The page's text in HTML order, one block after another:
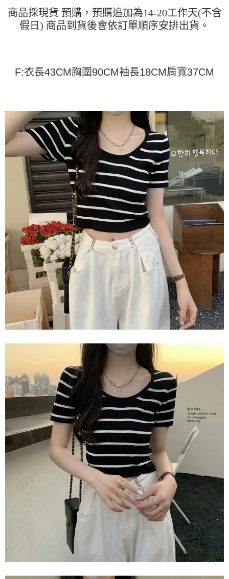
成交易。
3.實際核准額度、可分期數及費用金額請依後續交易確認頁面所載為準。
4.訂單成立30分鐘內，如未前往確認交易或遇審核未通過，訂單將自動取
1.分期款項不併入電信帳單，「大哥付你分期」於每月結算日後寄送繳費提
醒簡訊。
【注意事項】
1.本服務係由「台灣大哥大股份有限公司」（以下簡稱本公司）所提供，讓
用戶於交易時，得透過本服務購買商品或服務，並由商店將買賣／分期付款
買賣價金債權讓與本公司後，依約使用本公司帳單繳交帳款。
2.基於同意付款使用「大哥付你分期」之契約關係目的，商店將以您的個人
資料（包含姓名、電話或地址）提供予台灣大哥大進項蒐集、處理及利用，
由本公司與您本人進行分期帳單所需資料之確認、核對及更正。
3.完整用戶服務條款，請詳閱以下連結：https://oppay.tw/userRule
AFTEE先享後付是「在收到商品之後才付款」的支付方式。 讓您購物簡單
便利好安心！
１．簡單：不需註冊會員、不需綁卡、不需儲值。
【「AFTEE先享後付」結帳流程】
１．於結帳方式選擇「AFTEE先享後付」後，將跳轉至「AFTEE先享後付」
ATM／網路銀行／等多元方式進行付款，方視為交易完成。
※ 請注意：結帳手續完成當下不需立刻繳費，但若您需要取消訂單，請聯絡
購買商品的店家。未經商家同意取消之訂單仍視為有效，需透過AFTEE先享
後付繳納相關費用。
※ 交易是否成功請以「AFTEE先享後付 」之結帳頁面顯示為準，若有關於
是否繳費成功／繳費後需取消欲退款等相關疑問，請聯繫「AFTEE先享後付
客戶支援中心」https://netprotections.freshdesk.com/support/home
【注意事項】
１．透過由恩沛科技股份有限公司提供之「AFTEE先享後付」服務完成之交
易，需依本服務之必要範圍內提供個人資料，並將交易相關給付款項請求債
權轉讓予恩沛科技股份有限公司。
２．關於個人資料處理事宜，請瀏覽以下網址：
https://aftee.tw/terms/#terms3
３．未成年的使用者請事先徵得法定代理人或監護人之同意方可使用
「AFTEE先享後付」，若未經同意申辦者引起之損失，本公司不負相關責
４．使用「AFTEE先享後付」時，將依據個別帳號之用戶狀況，依本公司即
時審查核予不同之上限額度；若仍有額度不足之情形，本公司將視審查結果
請求用戶進行身份認證。
５．嚴禁一人註冊多個帳號或使用他人資訊註冊。若發現惡意使用之情形，
恩沛科技股份有限公司將有權停止該用戶之使用額度並採取法律行動。
ATM付款
每筆NT$45
7-11取貨付款
每筆NT$45，滿NT$499(含以上)免運費
付款 後7-11取貨
每筆NT$45，滿NT$499(含以上)免運費
每筆NT$70，滿NT$499(含以上)免運費
商品採現貨 預購，預購追加為14-20工作天(不含
假日) 商品到貨後會依訂單順序安排出貨。
F:衣長43CM胸圍90CM袖長18CM肩寬37CM